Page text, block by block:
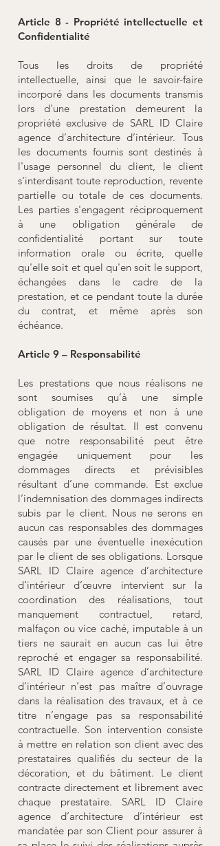
Article 8 - Propriété intellectuelle et
Confidentialité
Tous les droits de propriété
intellectuelle, ainsi que le savoir-faire
incorporé dans les documents transmis
lors d'une prestation demeurent la
propriété exclusive de SARL ID Claire
agence d’architecture d’intérieur. Tous
les documents fournis sont destinés à
l'usage personnel du client, le client
s'interdisant toute reproduction, revente
partielle ou totale de ces documents.
Les parties s'engagent réciproquement
à une obligation générale de
confidentialité portant sur toute
information orale ou écrite, quelle
qu'elle soit et quel qu'en soit le support,
échangées dans le cadre de la
prestation, et ce pendant toute la durée
du contrat, et même après son
échéance.
Article 9 – Responsabilité
Les prestations que nous réalisons ne
sont soumises qu’à une simple
obligation de moyens et non à une
obligation de résultat. Il est convenu
que notre responsabilité peut être
engagée uniquement pour les
dommages directs et prévisibles
résultant d’une commande. Est exclue
l’indemnisation des dommages indirects
subis par le client. Nous ne serons en
aucun cas responsables des dommages
causés par une éventuelle inexécution
par le client de ses obligations. Lorsque
SARL ID Claire agence d’architecture
d’intérieur d’œuvre intervient sur la
coordination des réalisations, tout
manquement contractuel, retard,
malfaçon ou vice caché, imputable à un
tiers ne saurait en aucun cas lui être
reproché et engager sa responsabilité.
SARL ID Claire agence d’architecture
d’intérieur n’est pas maître d’ouvrage
dans la réalisation des travaux, et à ce
titre n’engage pas sa responsabilité
contractuelle. Son intervention consiste
à mettre en relation son client avec des
prestataires qualifiés du secteur de la
décoration, et du bâtiment. Le client
contracte directement et librement avec
chaque prestataire. SARL ID Claire
agence d’architecture d’intérieur est
mandatée par son Client pour assurer à